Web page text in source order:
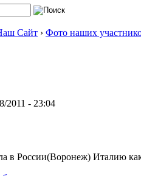
Сайт › Фото наших
2011 - 23:04
в России(Воронеж) Италию